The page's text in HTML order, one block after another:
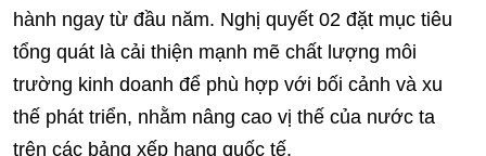
hành ngay từ đầu năm. Nghị quyết 02 đặt mục tiêu
tổng quát là cải thiện mạnh mẽ chất lượng môi
trường kinh doanh để phù hợp với bối cảnh và xu
thế phát triển, nhằm nâng cao vị thế của nước ta
trên các bảng xếp hạng quốc tế.